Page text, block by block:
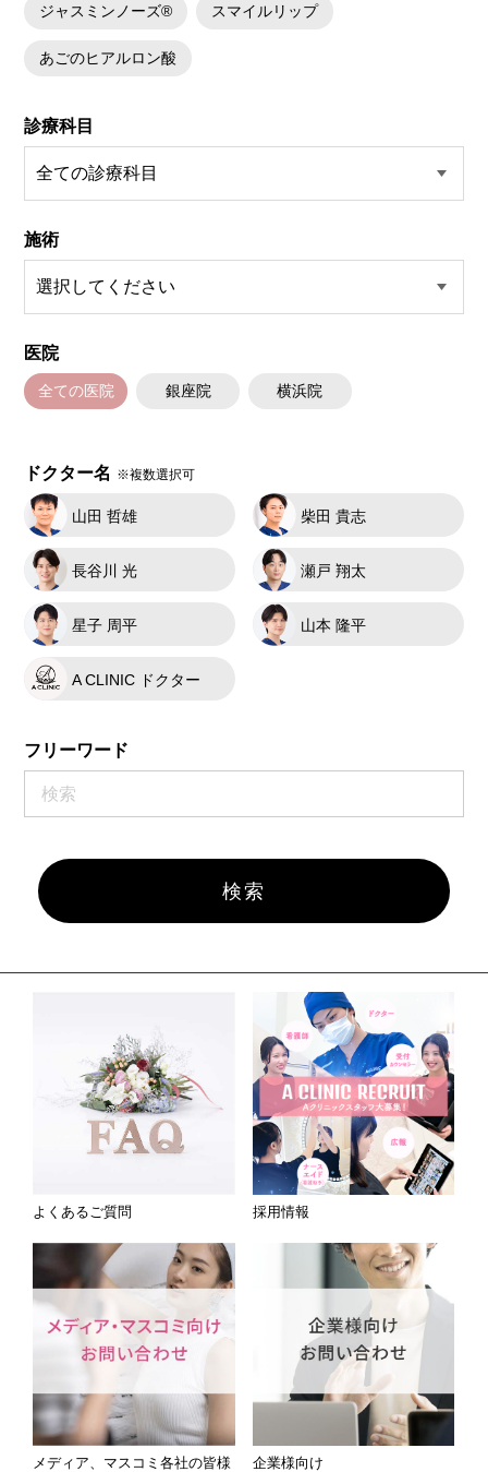
ジャスミンノーズ® スマイルリップ
あごのヒアルロン酸
診療科目
施術
医院
全ての医院 銀座院 横浜院
ドクター名 ※複数選択可
山田 哲雄 柴田 貴志
長谷川 光 瀬戸 翔太
星子 周平 山本 隆平
A CLINIC ドクター
フリーワード
よくあるご質問 採用情報
メディア、マスコミ各社の皆様
企業様向け